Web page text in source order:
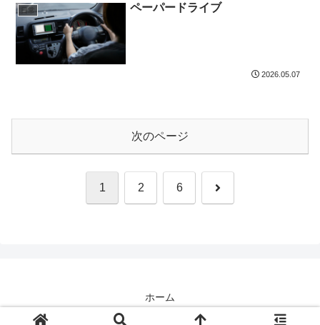
日常 ペーパードライブ
2026.05.07
次のページ
1 2 6 次
ホーム
© 2026 ユグドラシル All Rights Reserved.